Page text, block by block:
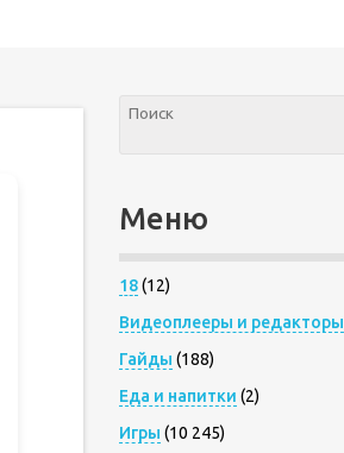
Меню
18(12)
Видеоплееры и редакторы
Гайды (188)
Еда и напитки (2)
Игры (10 245)